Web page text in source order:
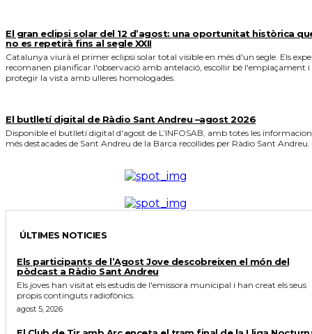
El gran eclipsi solar del 12 d’agost: una oportunitat històrica
no es repetirà fins al segle XXII
Catalunya viurà el primer eclipsi solar total visible en més d'un segle. Els
recomanen planificar l'observació amb antelació, escollir bé l'emplaçament i
protegir la vista amb ulleres homologades.
El butlletí digital de Ràdio Sant Andreu –agost 2026
Disponible el butlletí digital d'agost de L’INFOSAB, amb totes les
més destacades de Sant Andreu de la Barca recollides per Ràdio Sant Andreu.
ÚLTIMES NOTICIES
Els participants de l’Agost Jove descobreixen el món del
pòdcast a Ràdio Sant Andreu
Els joves han visitat els estudis de l'emissora municipal i han creat els seus
propis continguts radiofònics.
agost 5, 2026